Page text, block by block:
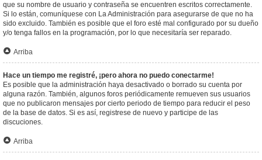
que su nombre de usuario y contraseña se encuentren escritos correctamente.
Si lo están, comuníquese con La Administración para asegurarse de que no ha
sido excluido. También es posible que el foro esté mal configurado por su dueño
y/o tenga fallos en la programación, por lo que necesitaría ser reparado.
Arriba
Hace un tiempo me registré, ¡pero ahora no puedo conectarme!
Es posible que la administración haya desactivado o borrado su cuenta por
alguna razón. También, algunos foros periódicamente remueven sus usuarios
que no publicaron mensajes por cierto periodo de tiempo para reducir el peso
de la base de datos. Si es así, registrese de nuevo y participe de las
discuciones.
Arriba